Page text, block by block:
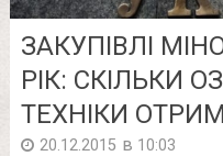
ЗАКУПІВЛІ
РІК: СКІЛЬКИ
ТЕХНІКИ
20.12.2015 в 10:03